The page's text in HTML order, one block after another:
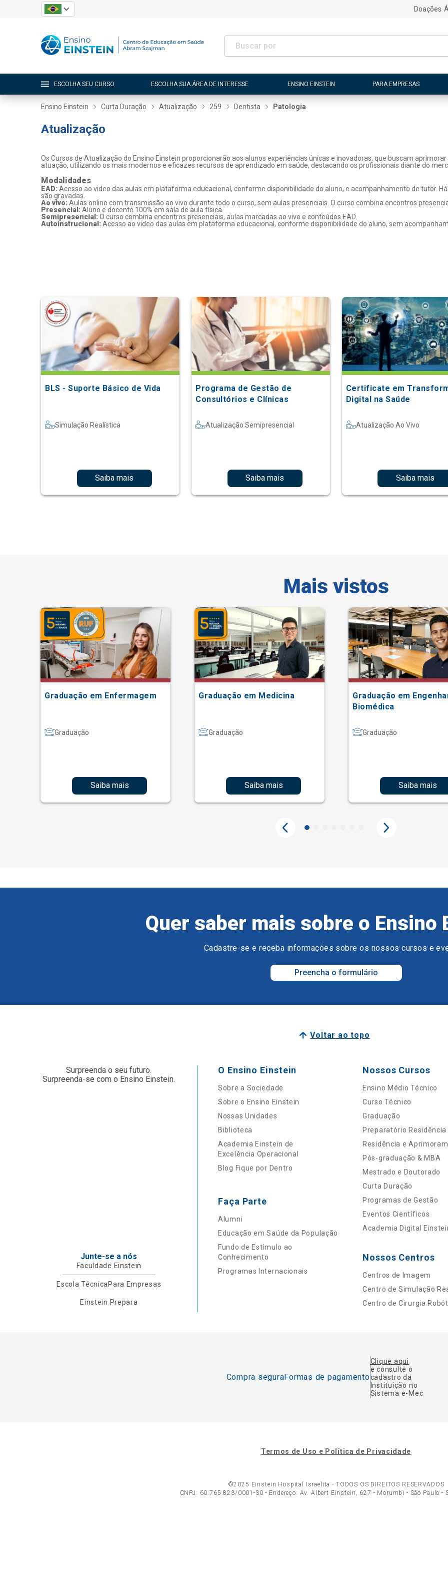
Doações
ESCOLHA SEU CURSO ESCOLHA SUA ÁREA DE INTERESSE ENSINO EINSTEIN PARA EMPRESAS
Ensino Einstein Curta Duração Atualização 259 Dentista Patologia
Atualização
Os Cursos de Atualização do Ensino Einstein proporcionarão aos alunos experiências únicas e inovadoras, que buscam
atuação, utilizando os mais modernos e eficazes recursos de aprendizado em saúde, destacando os profissionais diante do
Modalidades
EAD:Acesso ao video das aulas em plataforma educacional, conforme disponibilidade do aluno, e acompanhamento de tutor.
são gravadas.
Ao vivo: Aulas online com transmissão ao vivo durante todo o curso, sem aulas presenciais. O curso combina encontros
Presencial:Aluno e docente 100% em sala de aula física.
Semipresencial:O curso combina encontros presenciais, aulas marcadas ao vivo e conteúdos EAD.
Autoinstrucional:Acesso ao video das aulas em plataforma educacional, conforme disponibilidade do aluno, sem
BLS - Suporte Básico de Vida
Simulação Realística
Saiba mais
Programa de Gestão de
Consultórios e Clínicas
Atualização Semipresencial
Saiba mais
Certificate em
Digital na Saúde
Atualização Ao Vivo
Saiba mais
Mais vistos
Graduação em Enfermagem
Graduação
Saiba mais
Graduação em Medicina
Graduação
Saiba mais
Graduação em
Biomédica
Graduação
Saiba mais
Quer saber mais sobre o Ensino
Cadastre-se e receba informações sobre os nossos cursos e
Preencha o formulário
Voltar ao topo
Surpreenda o seu futuro.
Surpreenda-se com o Ensino Einstein.
Junte-se a nós
Faculdade Einstein
Escola Técnica Para Empresas
Einstein Prepara
O Ensino Einstein
Sobre a Sociedade
Sobre o Ensino Einstein
Nossas Unidades
Biblioteca
Academia Einstein de
Excelência Operacional
Blog Fique por Dentro
Faça Parte
Alumni
Educação em Saúde da População
Fundo de Estímulo ao
Conhecimento
Programas Internacionais
Nossos Cursos
Ensino Médio Técnico
Curso Técnico
Graduação
Preparatório Residência
Residência e
Pós-graduação & MBA
Mestrado e Doutorado
Curta Duração
Programas de Gestão
Eventos Científicos
Academia Digital
Nossos Centros
Centros de Imagem
Centro de Simulação
Centro de Cirurgia
Compra seguraFormas de pagamento
Clique aqui
e consulte o
cadastro da
Instituição no
Sistema e-Mec
Termos de Uso e Política de Privacidade
©2025 Einstein Hospital Israelita - TODOS OS DIREITOS RESERVADOS
CNPJ: 60.765.823/0001-30 - Endereço: Av. Albert Einstein, 627 - Morumbi - São Paulo -